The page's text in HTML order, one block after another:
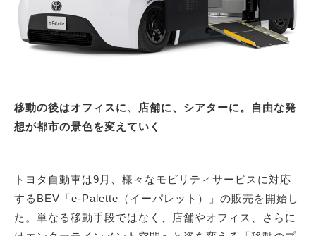
移動の後はオフィスに、店舗に、シアターに。自由な発
想が都市の景色を変えていく
トヨタ自動車は9月、様々なモビリティサービスに対応
するBEV「e-Palette（イーパレット）」の販売を開始し
た。単なる移動手段ではなく、店舗やオフィス、さらに